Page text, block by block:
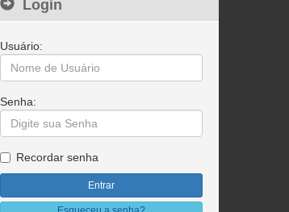
Login
Usuário:
Senha:
Recordar senha